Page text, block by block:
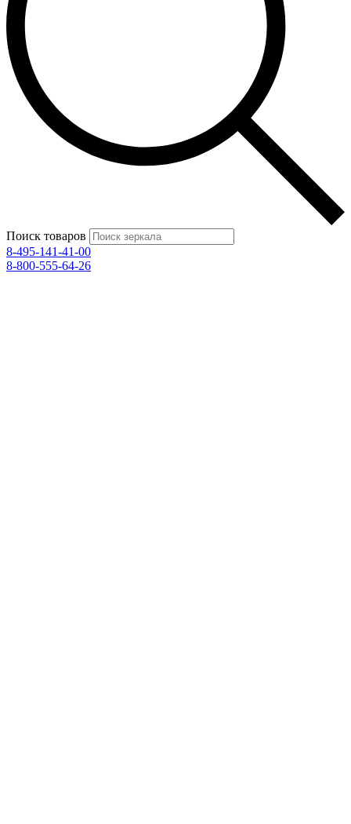
Поиск товаров
8-495-141-41-00
8-800-555-64-26